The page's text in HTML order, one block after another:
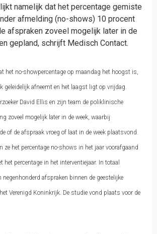
namelijk dat het percentage gemiste
afmelding (no-shows) 10 procent
afspraken zoveel mogelijk later in de
gepland, schrijft Medisch Contact.
het no-showpercentage op maandag het hoogst is,
geleidelijk afneemt en het laagst ligt op vrijdag.
David Ellis en zijn team de poliklinische
zoveel mogelijk later in de week, waarbij
of de afspraak vroeg of laat in de week plaatsvond.
ze het percentage no-shows in het jaar voorafgaand
het percentage in het interventiejaar. In totaal
negenhonderd afspraken binnen de geestelijke
Verenigd Koninkrijk. De studie vond plaats voor de